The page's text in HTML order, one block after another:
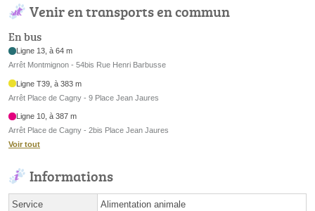
Venir en transports en commun
En bus
Ligne 13, à 64 m
Arrêt Montmignon - 54bis Rue Henri Barbusse
Ligne T39, à 383 m
Arrêt Place de Cagny - 9 Place Jean Jaures
Ligne 10, à 387 m
Arrêt Place de Cagny - 2bis Place Jean Jaures
Voir tout
Informations
Service Alimentation animale